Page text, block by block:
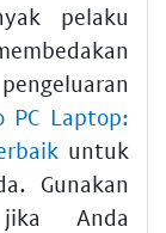
pelaku
PC Laptop:
untuk
Gunakan
Anda